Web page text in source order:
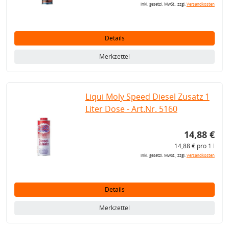
inkl. gesetzl. MwSt., zzgl.Versandkosten
Details
Merkzettel
Liqui Moly Speed Diesel Zusatz 1
Liter Dose - Art.Nr. 5160
14,88 €
14,88 € pro 1 l
inkl. gesetzl. MwSt., zzgl.Versandkosten
Details
Merkzettel